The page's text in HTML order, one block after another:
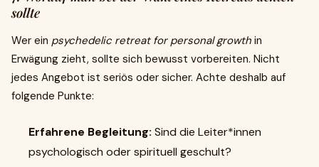
sollte
Wer ein psychedelic retreat for personal growth in
Erwägung zieht, sollte sich bewusst vorbereiten. Nicht
jedes Angebot ist seriös oder sicher. Achte deshalb auf
folgende Punkte:
Erfahrene Begleitung: Sind die Leiter*innen
psychologisch oder spirituell geschult?